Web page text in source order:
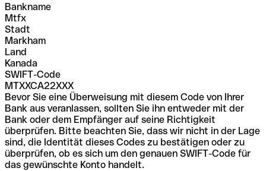
Bankname
Mtfx
Stadt
Markham
Land
Kanada
SWIFT-Code
MTXXCA22XXX
Bevor Sie eine Überweisung mit diesem Code von Ihrer
Bank aus veranlassen, sollten Sie ihn entweder mit der
Bank oder dem Empfänger auf seine Richtigkeit
überprüfen. Bitte beachten Sie, dass wir nicht in der Lage
sind, die Identität dieses Codes zu bestätigen oder zu
überprüfen, ob es sich um den genauen SWIFT-Code für
das gewünschte Konto handelt.